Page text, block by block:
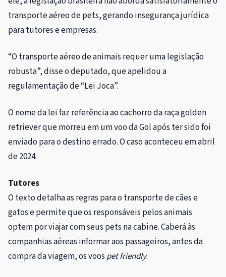
transporte aéreo de pets, gerando insegurança jurídica
para tutores e empresas.
“O transporte aéreo de animais requer uma legislação
robusta”, disse o deputado, que apelidou a
regulamentação de “Lei Joca”.
O nome da lei faz referência ao cachorro da raça golden
retriever que morreu em um voo da Gol após ter sido foi
enviado para o destino errado. O caso aconteceu em abril
de 2024.
Tutores
O texto detalha as regras para o transporte de cães e
gatos e permite que os responsáveis pelos animais
optem por viajar com seus pets na cabine. Caberá às
companhias aéreas informar aos passageiros, antes da
compra da viagem, os voos petfriendly.